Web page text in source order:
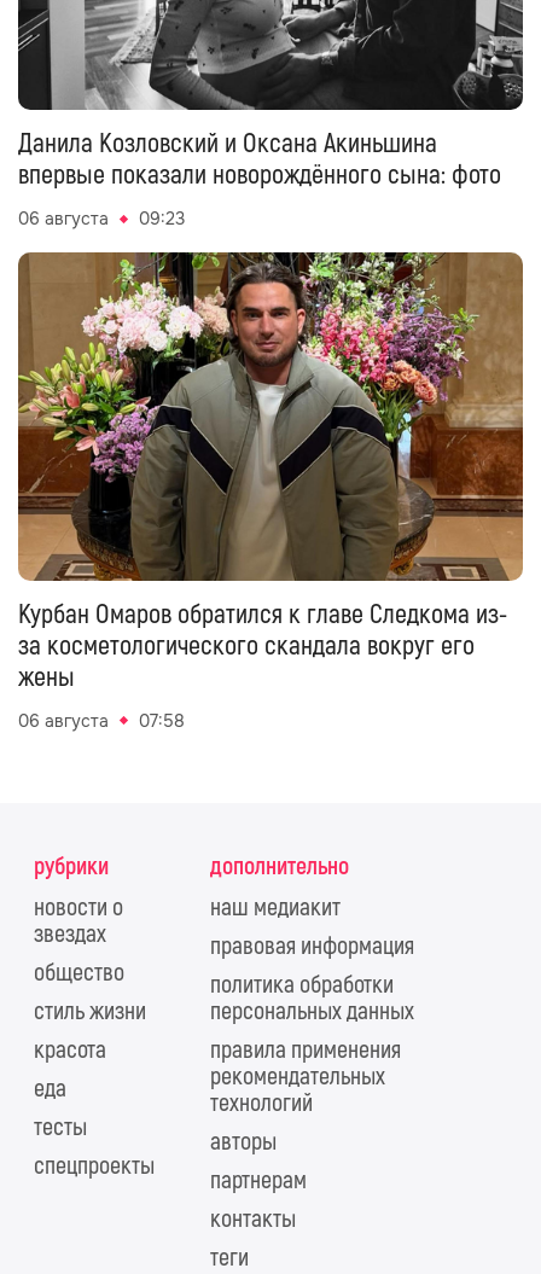
Данила Козловский и Оксана Акиньшина
впервые показали новорождённого сына: фото
06 августа 09:23
Курбан Омаров обратился к главе Следкома из-
за косметологического скандала вокруг его
жены
06 августа 07:58
рубрики
новости о
звездах
общество
стиль жизни
красота
еда
тесты
спецпроекты
дополнительно
наш медиакит
правовая информация
политика обработки
персональных данных
правила применения
рекомендательных
технологий
авторы
партнерам
контакты
теги